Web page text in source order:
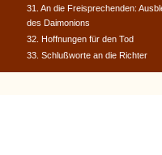
31. An die Freisprechenden:
des Daimonions
32. Hoffnungen für den Tod
33. Schlußworte an die Richter